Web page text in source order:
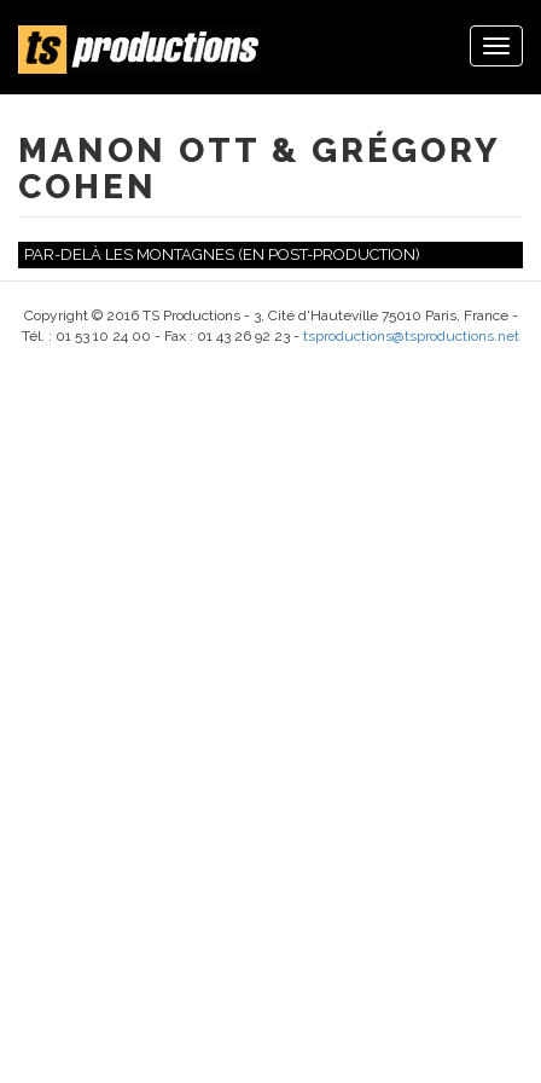
contenu
principal
MANON OTT & GRÉGORY
COHEN
PAR-DELÀ LES MONTAGNES (EN POST-PRODUCTION)
Copyright © 2016 TS Productions - 3, Cité d'Hauteville 75010 Paris, France -
Tél. : 01 53 10 24 00 - Fax : 01 43 26 92 23 - tsproductions@tsproductions.net